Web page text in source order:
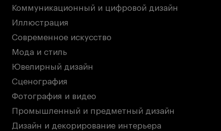
Коммуникационный и цифровой дизайн
Иллюстрация
Современное искусство
Мода и стиль
Ювелирный дизайн
Сценография
Фотография и видео
Промышленный и предметный дизайн
Дизайн и декорирование интерьера